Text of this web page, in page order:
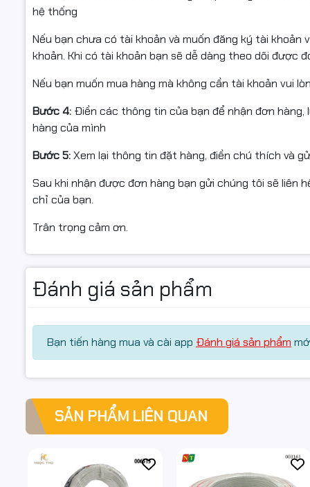
hệ thống
Nếu bạn chưa có tài khoản và muốn đăng ký tài
khoản. Khi có tài khoản bạn sẽ dễ dàng theo dõi được
Nếu bạn muốn mua hàng mà không cần tài khoản vui
Bước 4: Điền các thông tin của bạn để nhận đơn
hàng của mình
Bước 5:Xem lại thông tin đặt hàng, điền chú thích và
Sau khi nhận được đơn hàng bạn gửi chúng tôi sẽ liên
chỉ của bạn.
Trân trọng cảm ơn.
Đánh giá sản phẩm
Bạn tiến hàng mua và cài app Đánh giá sản phẩm
SẢN PHẨM LIÊN QUAN